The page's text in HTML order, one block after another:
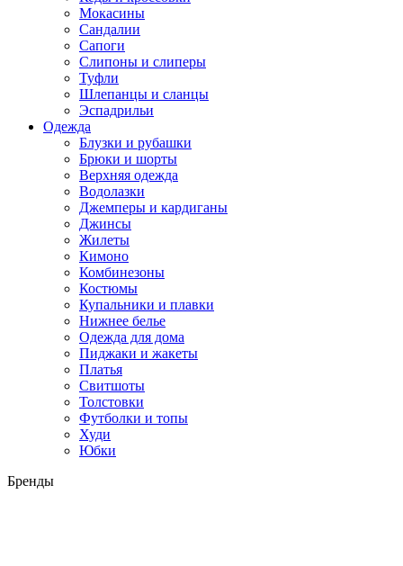
Мокасины
Сандалии
Сапоги
Слипоны и слиперы
Туфли
Шлепанцы и сланцы
Эспадрильи
Одежда
Блузки и рубашки
Брюки и шорты
Верхняя одежда
Водолазки
Джемперы и кардиганы
Джинсы
Жилеты
Кимоно
Комбинезоны
Костюмы
Купальники и плавки
Нижнее белье
Одежда для дома
Пиджаки и жакеты
Платья
Свитшоты
Толстовки
Футболки и топы
Худи
Юбки
Бренды